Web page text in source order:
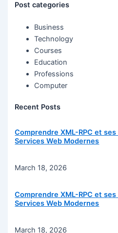
Post categories
Business
Technology
Courses
Education
Professions
Computer
Recent Posts
Comprendre XML-RPC et
Services Web Modernes
March 18, 2026
Comprendre XML-RPC et
Services Web Modernes
March 18, 2026